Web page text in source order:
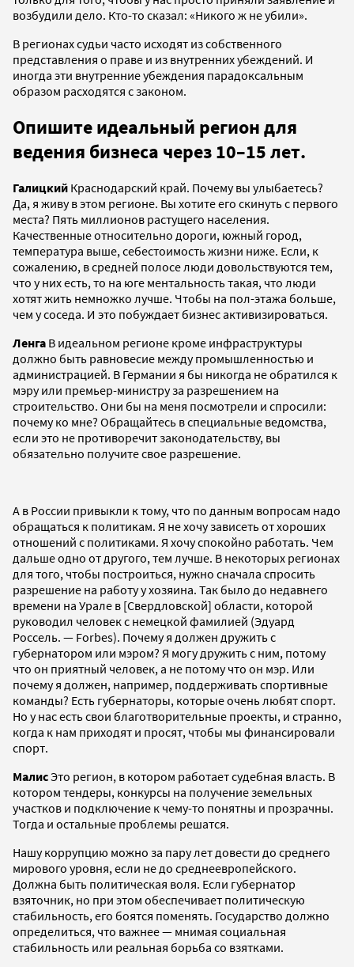
возбудили дело. Кто-то сказал: «Никого ж не убили».
В регионах судьи часто исходят из собственного
представления о праве и из внутренних убеждений. И
иногда эти внутренние убеждения парадоксальным
образом расходятся с законом.
Опишите идеальный регион для
ведения бизнеса через 10–15 лет.
Галицкий Краснодарский край. Почему вы улыбаетесь?
Да, я живу в этом регионе. Вы хотите его скинуть с первого
места? Пять миллионов растущего населения.
Качественные относительно дороги, южный город,
температура выше, себестоимость жизни ниже. Если, к
сожалению, в средней полосе люди довольствуются тем,
что у них есть, то на юге ментальность такая, что люди
хотят жить немножко лучше. Чтобы на пол-этажа больше,
чем у соседа. И это побуждает бизнес активизироваться.
Ленга В идеальном регионе кроме инфраструктуры
должно быть равновесие между промышленностью и
администрацией. В Германии я бы никогда не обратился к
мэру или премьер-министру за разрешением на
строительство. Они бы на меня посмотрели и спросили:
почему ко мне? Обращайтесь в специальные ведомства,
если это не противоречит законодательству, вы
обязательно получите свое разрешение.
А в России привыкли к тому, что по данным вопросам надо
обращаться к политикам. Я не хочу зависеть от хороших
отношений с политиками. Я хочу спокойно работать. Чем
дальше одно от другого, тем лучше. В некоторых регионах
для того, чтобы построиться, нужно сначала спросить
разрешение на работу у хозяина. Так было до недавнего
времени на Урале в [Свердловской] области, которой
руководил человек с немецкой фамилией (Эдуард
Россель. — Forbes). Почему я должен дружить с
губернатором или мэром? Я могу дружить с ним, потому
что он приятный человек, а не потому что он мэр. Или
почему я должен, например, поддерживать спортивные
команды? Есть губернаторы, которые очень любят спорт.
Но у нас есть свои благотворительные проекты, и странно,
когда к нам приходят и просят, чтобы мы финансировали
спорт.
МалисЭто регион, в котором работает судебная власть. В
котором тендеры, конкурсы на получение земельных
участков и подключение к чему-то понятны и прозрачны.
Тогда и остальные проблемы решатся.
Нашу коррупцию можно за пару лет довести до среднего
мирового уровня, если не до среднеевропейского.
Должна быть политическая воля. Если губернатор
взяточник, но при этом обеспечивает политическую
стабильность, его боятся поменять. Государство должно
определиться, что важнее — мнимая социальная
стабильность или реальная борьба со взятками.